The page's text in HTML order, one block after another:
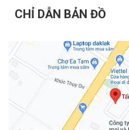
CHỈ DẪN BẢN ĐỒ